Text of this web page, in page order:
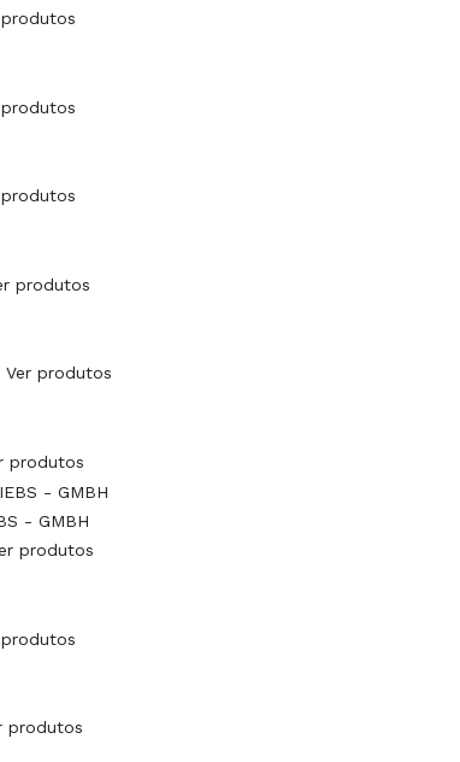
produtos
Ver produtos
produtos
- GMBH
produtos
produtos